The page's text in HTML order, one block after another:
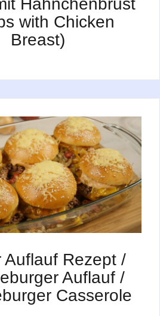
Hähnchenbrust
with Chicken
Breast)
Auflauf Rezept /
Auflauf /
Casserole